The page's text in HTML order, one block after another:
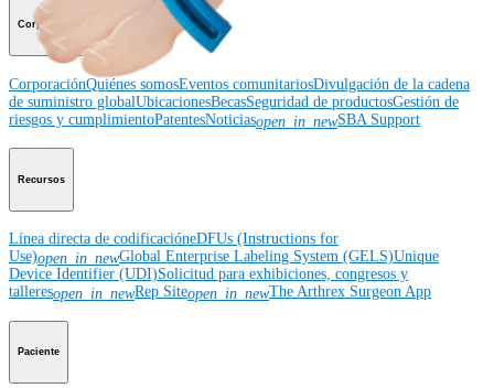
Corporación
CorporaciónQuiénes somosEventos comunitariosDivulgación de la cadena
de suministro globalUbicacionesBecasSeguridad de productosGestión de
riesgos y cumplimientoPatentesNoticiasopen_in_newSBA Support
Recursos
Línea directa de codificacióneDFUs (Instructions for
Use)open_in_newGlobal Enterprise Labeling System (GELS)Unique
Device Identifier (UDI)Solicitud para exhibiciones, congresos y
talleresopen_in_newRep Siteopen_in_newThe Arthrex Surgeon App
Paciente